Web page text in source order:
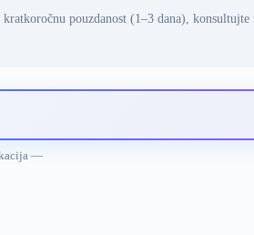
pouzdanost (1–3 dana), konsultujte
—